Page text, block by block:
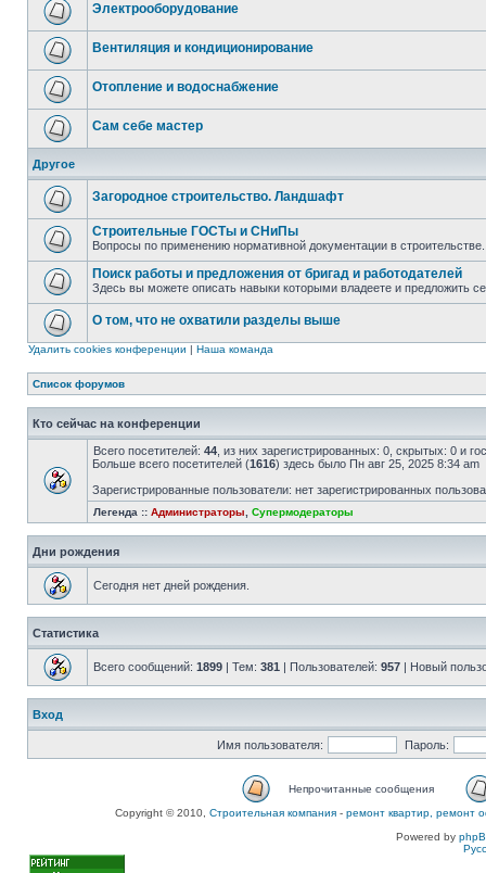
Электрооборудование
Вентиляция и кондиционирование
Отопление и водоснабжение
Сам себе мастер
Другое
Загородное строительство. Ландшафт
Строительные ГОСТы и СНиПы
Вопросы по применению нормативной документации в строительстве.
Поиск работы и предложения от бригад и работодателей
Здесь вы можете описать навыки которыми владеете и предложить
О том, что не охватили разделы выше
Удалить cookies конференции | Наша команда
Список форумов
Кто сейчас на конференции
Всего посетителей: 44 , из них зарегистрированных: 0, скрытых: 0 и
Больше всего посетителей (1616) здесь было Пн авг 25, 2025 8:34 am
Зарегистрированные пользователи: нет зарегистрированных
Легенда :: Администраторы Супермодераторы
Дни рождения
Сегодня нет дней рождения.
Статистика
Всего сообщений: 1899 | Тем: 381 | Пользователей: 957 | Новый
Вход
Имя пользователя: Пароль:
Непрочитанные сообщения
Copyright © 2010, Строительная компания - ремонт квартир, ремонт
Powered by